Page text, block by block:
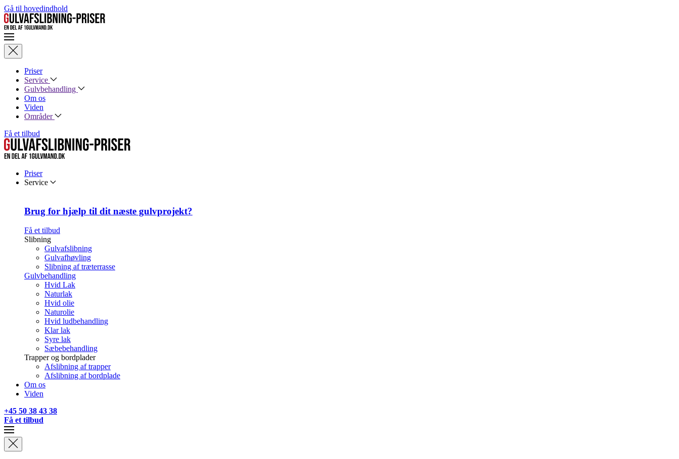
Gå til hovedindhold
Priser
Service
Gulvbehandling
Om os
Viden
Områder
Få et tilbud
Priser
Service
Brug for hjælp til dit næste gulvprojekt?
Få et tilbud
Slibning
Gulvafslibning
Gulvafhøvling
Slibning af træterrasse
Gulvbehandling
Hvid Lak
Naturlak
Hvid olie
Naturolie
Hvid ludbehandling
Klar lak
Syre lak
Sæbebehandling
Trapper og bordplader
Afslibning af trapper
Afslibning af bordplade
Om os
Viden
+45 50 38 43 38
Få et tilbud